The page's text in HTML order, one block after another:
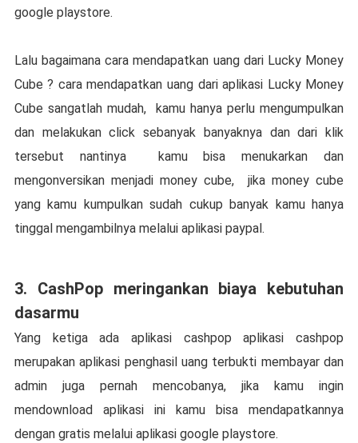
google playstore.
Lalu bagaimana cara mendapatkan uang dari Lucky Money
Cube ? cara mendapatkan uang dari aplikasi Lucky Money
Cube sangatlah mudah, kamu hanya perlu mengumpulkan
dan melakukan click sebanyak banyaknya dan dari klik
tersebut nantinya kamu bisa menukarkan dan
mengonversikan menjadi money cube, jika money cube
yang kamu kumpulkan sudah cukup banyak kamu hanya
tinggal mengambilnya melalui aplikasi paypal.
3. CashPop meringankan biaya kebutuhan
dasarmu
Yang ketiga ada aplikasi cashpop aplikasi cashpop
merupakan aplikasi penghasil uang terbukti membayar dan
admin juga pernah mencobanya, jika kamu ingin
mendownload aplikasi ini kamu bisa mendapatkannya
dengan gratis melalui aplikasi google playstore.